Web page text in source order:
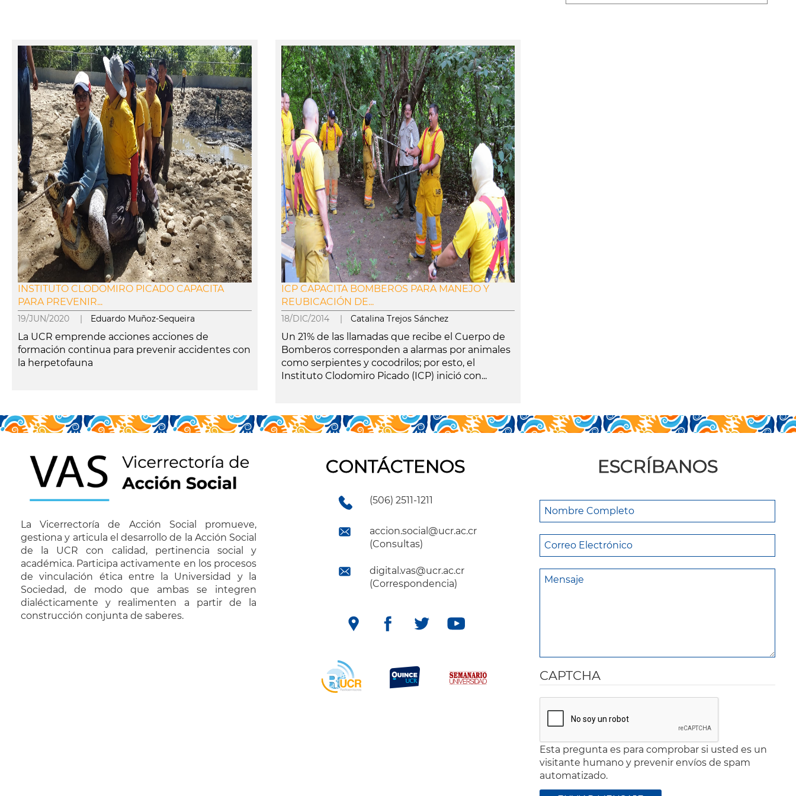
INSTITUTO CLODOMIRO PICADO CAPACITA
PARA PREVENIR...
19/JUN/2020 | Eduardo Muñoz-Sequeira
La UCR emprende acciones acciones de
formación continua para prevenir accidentes con
la herpetofauna
ICP CAPACITA BOMBEROS PARA MANEJO Y
REUBICACIÓN DE...
18/DIC/2014 | Catalina Trejos Sánchez
Un 21% de las llamadas que recibe el Cuerpo de
Bomberos corresponden a alarmas por animales
como serpientes y cocodrilos; por esto, el
Instituto Clodomiro Picado (ICP) inició con...
La Vicerrectoría de Acción Social promueve,
gestiona y articula el desarrollo de la Acción Social
de la UCR con calidad, pertinencia social y
académica. Participa activamente en los procesos
de vinculación ética entre la Universidad y la
Sociedad, de modo que ambas se integren
dialécticamente y realimenten a partir de la
construcción conjunta de saberes.
CONTÁCTENOS
(506) 2511-1211
accion.social@ucr.ac.cr
(Consultas)
digital.vas@ucr.ac.cr
(Correspondencia)
ESCRÍBANOS
CAPTCHA
Esta pregunta es para comprobar si usted es un
visitante humano y prevenir envíos de spam
automatizado.